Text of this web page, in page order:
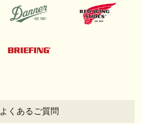
よくあるご質問